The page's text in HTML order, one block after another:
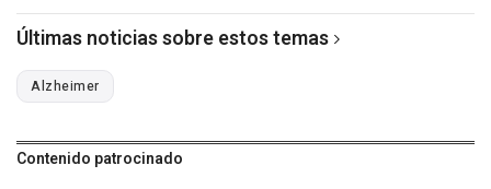
Últimas noticias sobre estos temas
Alzheimer
Contenido patrocinado